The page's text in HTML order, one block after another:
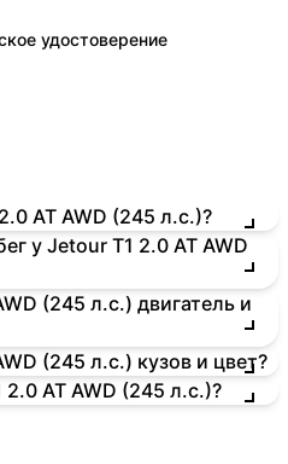
удостоверение
AT AWD (245 л.с.)?
у Jetour T1 2.0 AT AWD
(245 л.с.) двигатель и
(245 л.с.) кузов и цвет?
AT AWD (245 л.с.)?